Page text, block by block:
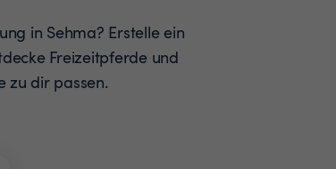
in Sehma? Erstelle ein
Freizeitpferde und
zu dir passen.